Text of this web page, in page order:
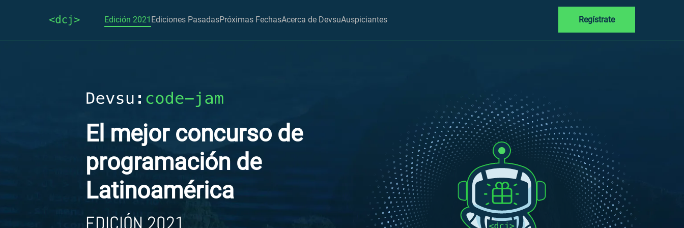
Edición 2021 Ediciones PasadasPróximas FechasAcerca de DevsuAuspiciantes Regístrate
El mejor concurso de
programación de
Latinoamérica